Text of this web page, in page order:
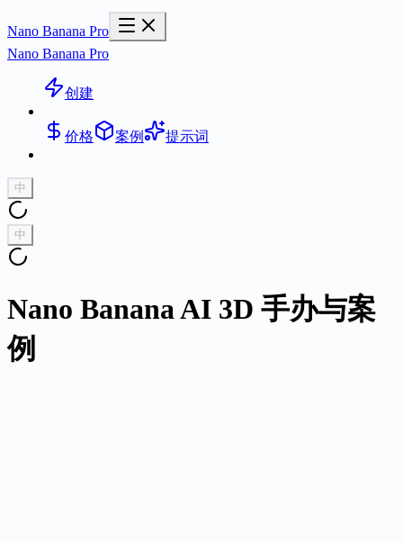
Nano Banana Pro
Nano Banana Pro
创建
价格 案例 提示词
中
中
Nano Banana AI 3D 手办与案
例